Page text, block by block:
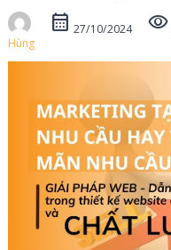
Hùng
calendar_month 27/10/2024 visibility